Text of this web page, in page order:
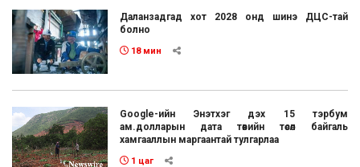
Даланзадгад хот 2028 онд шинэ ДЦС-тай
болно
18 мин
Google-ийн Энэтхэг дэх 15 тэрбум
ам.долларын дата төвийн төсөл байгаль
хамгааллын маргаантай тулгарлаа
1 цаг